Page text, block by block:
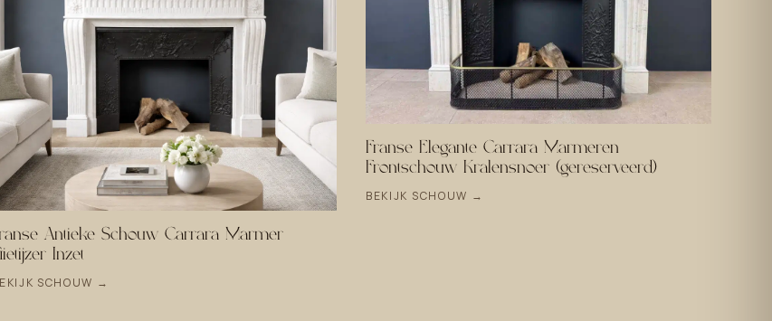
Antieke Schouw Carrara Marmer
Inzet
SCHOUW →
Franse Elegante Carrara Marmeren
Frontschouw Kralensnoer (gereserveerd)
BEKIJK SCHOUW →